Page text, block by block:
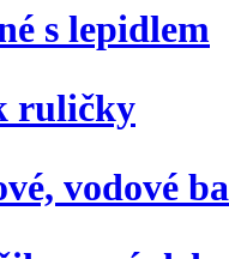
s lepidlem
ruličky
vodové